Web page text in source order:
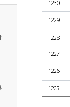
1230
1229
1228
1227
1226
1225